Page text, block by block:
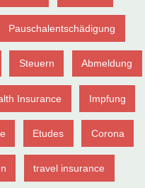
Pauschalentschädigung
Steuern Abmeldung
Insurance Impfung
Etudes Corona
travel insurance